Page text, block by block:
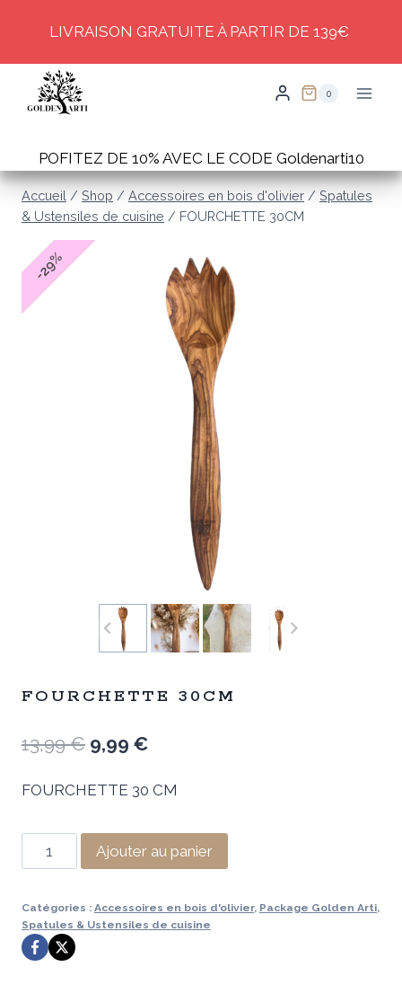
content
LIVRAISON GRATUITE À PARTIR DE 139€
0
POFITEZ DE 10% AVEC LE CODE Goldenarti10
Accueil / Shop / Accessoires en bois d'olivier / Spatules
& Ustensiles de cuisine / FOURCHETTE 30CM
-29
%
FOURCHETTE 30CM
13,99€ Le
initial
était :
13,99 €.
9,99 €Le
est :
9,99 €.
FOURCHETTE 30 CM
quantité
de
30CM
Ajouter au panier
Catégories : Accessoires en bois d'olivier, Package Golden Arti,
Spatules & Ustensiles de cuisine